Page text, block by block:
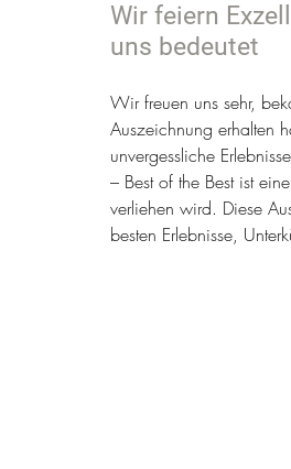
Wir feiern
uns bedeutet
Wir freuen uns sehr,
Auszeichnung erhalten
unvergessliche
– Best of the Best ist
verliehen wird. Diese
besten Erlebnisse,